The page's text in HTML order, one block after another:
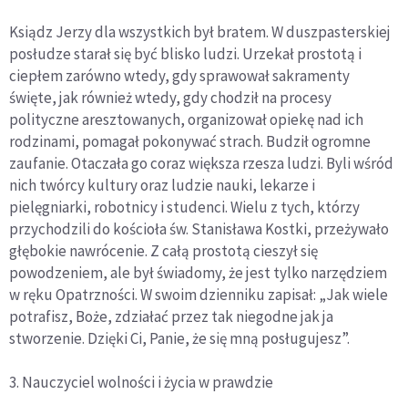
Ksiądz Jerzy dla wszystkich był bratem. W duszpasterskiej
posłudze starał się być blisko ludzi. Urzekał prostotą i
ciepłem zarówno wtedy, gdy sprawował sakramenty
święte, jak również wtedy, gdy chodził na procesy
polityczne aresztowanych, organizował opiekę nad ich
rodzinami, pomagał pokonywać strach. Budził ogromne
zaufanie. Otaczała go coraz większa rzesza ludzi. Byli wśród
nich twórcy kultury oraz ludzie nauki, lekarze i
pielęgniarki, robotnicy i studenci. Wielu z tych, którzy
przychodzili do kościoła św. Stanisława Kostki, przeżywało
głębokie nawrócenie. Z całą prostotą cieszył się
powodzeniem, ale był świadomy, że jest tylko narzędziem
w ręku Opatrzności. W swoim dzienniku zapisał: „Jak wiele
potrafisz, Boże, zdziałać przez tak niegodne jak ja
stworzenie. Dzięki Ci, Panie, że się mną posługujesz”.
3. Nauczyciel wolności i życia w prawdzie